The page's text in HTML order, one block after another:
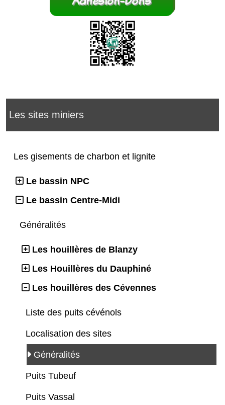
Les sites miniers
Les gisements de charbon et lignite
Le bassin NPC
Le bassin Centre-Midi
Généralités
Les houillères de Blanzy
Les Houillères du Dauphiné
Les houillères des Cévennes
Liste des puits cévénols
Localisation des sites
Généralités
Puits Tubeuf
Puits Vassal